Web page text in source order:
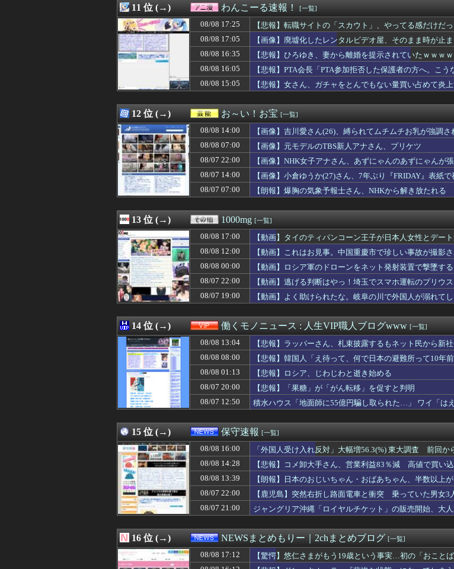
08/08 16:33
道路に飛び出してきた子供を避けたら対向車と正面衝突した。その子の
08/08 16:32
【動画】パチンコ店の女店員さん、パンツが見えそうな危ない仕事ｗ
08/08 16:31
【悲報】ヒコロヒー コンビニで割引おにぎりは〝絶対買わない〟理由
08/08 16:31
蓮舫議員「蓮舫だから叩いていい、との報道に何度も向き合ってきま
08/08 16:31
【ウマ娘】レース後半のこの動き、スティルの挙動がやばすぎる。
08/08 16:31
開示請求が届いた…
ホームレスの数、20年ちょいで90％減少・・・・・
『The Duskbloods』ネットワークテストに沢山のご応募をいただき誠に...
08/08 16:30
文字が全ての鍵を握る、シン・テキストアドベンチャー『文字遊戯』
08/08 16:29
不義の子を妊娠したコトメが出戻り。ウトメ「この子はあなたたちの子
08/08 16:29
【朗報】原作者・尾田栄一郎「ワンピヒロインズ娘に見せたら反応良
08/08 16:29
軽自動車に”軽油”を入れちゃ絶対ダメ～！ セルフスタンドで後を絶たな
08/08 16:29
【巨人対ヤクルト18回戦】巨人・浦田、3回裏1アウト満塁から2点タイ
08/08 16:28
【悲報】ワンピースの原作者、尾田栄一郎先生51歳「あ、切り込む？
08/08 16:26
山口ホームラン狙いすぎて悪い癖出ちゃってない？
08/08 16:25
ヘンタイがいたんだけど兄貴じゃないよね
08/08 16:25
ああ…ついに20年目でビルトインガスコンロの火がつかなくなった
08/08 16:25
【画像】Jリーグ開幕戦が史上最多来場者数！2試合の試合結果が同じス
08/08 16:25
チェンソーマン2部のこのキャラ何だったの…？ 何を伝えたいキャラだ
08/08 16:25
当然4強もだろ 〜 日本人主審も該当か 韓国サッカー協会、外国人
08/08 16:24
【ジエンゴ】巨人、3回裏1アウト満塁から竹丸が押し出し四球を選びリ
08/08 16:22
【悲報】韓国サッカー協会に性接待疑惑、「Jリーグの審判を統括する人
08/08 16:21
MDL｢秋葉原店オープン記念！キーボード900台･マウス100台無料でプ
08/08 16:20
【悲報】仙台育英の女部員←ベンチ入り 強豪校のジャガイモダンサ
08/08 16:19
【エヴァンゲリオン】ロボ道「エヴァンゲリオン弐号機（TVシリーズ
08/08 16:19
大谷ドジャースがサヨナラ負けで7連敗！←「佐々木朗希には感謝」「
08/08 16:18
【衝撃】移民さんの価値、発表されるｗｗｗｗｗ(※画像あり)
08/08 16:16
【悲報】米卸・木徳神糧、経常利益が前年同期比84.1％減に
08/08 16:15
阪神タイガース、得失点差+58で貯金12
08/08 16:15
子育てママ達の「勉強って必要？」にモヤモヤ。その発言を聞くたび
08/08 16:12
【悲報】ドン・キホーテ、『悲惨な状態』になってしまう・・・・
08/08 16:12
【巨人対ヤクルト18回戦】巨人、3回裏無死二三塁から笹原の2点タイ
08/08 16:12
嫁の手作りのベビー用品を父が他人にプレゼント。許可を出した俺は
08/08 16:11
外国人「東京で謎の動物を見たんだけどコイツの正体分かる？」
08/08 16:10
【ウマ娘】「もう来週」 なんで今回のLOHこんな早いの
08/08 16:10
【急増】「外国人受け入れ反対」56.3％に わずか2年で20.7ポイント
08/08 16:10
映画『8番出口』が金曜ロードショーで地上波初放送決定！！8月28日
08/08 16:10
【画像】美人レースクイーンの透け透けぽっちゃり腹、ヌケる
11 位 (→) わんこーる速報！ [一覧]
08/08 17:25
【悲報】転職サイトの「スカウト」、やってる感だけだ
08/08 17:05
【画像】廃墟化したレンタルビデオ屋、そのまま時が止
08/08 16:35
【悲報】ひろゆき、妻から離婚を提示されていたｗｗｗｗ
08/08 16:05
【悲報】PTA会長「PTA参加拒否した保護者の方へ。こう
08/08 15:05
【悲報】女さん、ガチャをとんでもない量買い占めて炎
12 位 (→) お～い！お宝 [一覧]
08/08 14:00
【画像】吉川愛さん(26)、縛られてムチムチお乳が強調さ
08/08 07:00
【画像】元モデルのTBS新人アナさん、プリケツ
08/07 22:00
【画像】NHK女子アナさん、あずにゃんのあずにゃんが
08/07 14:00
【画像】小倉ゆうか(27)さん、7年ぶり『FRIDAY』表紙
08/07 07:00
【朗報】爆胸の気象予報士さん、NHKから解き放たれる
13 位 (→) 1000mg [一覧]
08/08 17:00
【動画】タイのティパンコーン王子が日本人女性とデート
08/08 12:00
【動画】これはお見事。中国重慶市で珍しい事故が撮影さ
08/08 00:00
【動画】ロシア軍のドローンをネット発射装置で撃墜する
08/07 22:00
【動画】逃げる判断はやっ！埼玉でスマホ運転のプリウ
08/07 19:00
【動画】よく助けられたな。岐阜の川で外国人が溺れてし
14 位 (→) 働くモノニュース : 人生VIP職人ブログwww [一覧]
08/08 13:04
【悲報】ラッパーさん、札束披露するもネット民から新
08/08 08:00
【悲報】韓国人「え待って、何で日本の避難所って10年
08/08 01:13
【悲報】ロシア、じわじわと逝き始める
08/07 20:00
【悲報】「果糖」が「がん転移」を促すと判明
08/07 12:50
積水ハウス「地面師に55億円騙し取られた…」 ワイ「は
15 位 (→) 保守速報 [一覧]
08/08 16:00
「外国人受け入れ反対」大幅増56.3(%) 東大調査 前回か
08/08 14:28
【悲報】コメ卸大手さん、営業利益83％減 高値で買い
08/08 13:39
【朗報】日本のおじいちゃん・おばあちゃん、半数以上
08/07 22:00
【鹿児島】突然右折し路面電車と衝突 乗っていた男女3
08/07 21:00
ジャングリア沖縄「ロイヤルチケット」の販売開始、大
16 位 (→) NEWSまとめもりー｜2chまとめブログ [一覧]
08/08 17:12
【驚愕】悠仁さまがもう19歳という事実…初の「おこと